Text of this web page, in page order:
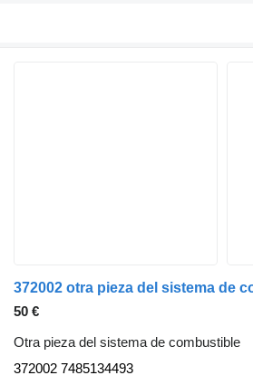
50 €
Otra pieza del sistema de combustible
372002 7485134493